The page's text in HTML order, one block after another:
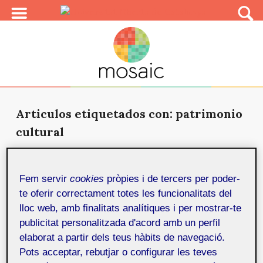
Articulos etiquetados con: patrimonio
cultural
3D en el patrimonio cultural en
Europa
30 de juny de 2021
El trabajo pretende analizar el uso de las tecnologías
de reproducción en 3D aplicado al patrimonio
cultural,...
Fem servircookies pròpies i de tercers per poder-
te oferir correctament totes les funcionalitats del
lloc web, amb finalitats analítiques i per mostrar-te
publicitat personalitzada d'acord amb un perfil
elaborat a partir dels teus hàbits de navegació.
Pots acceptar, rebutjar o configurar les teves